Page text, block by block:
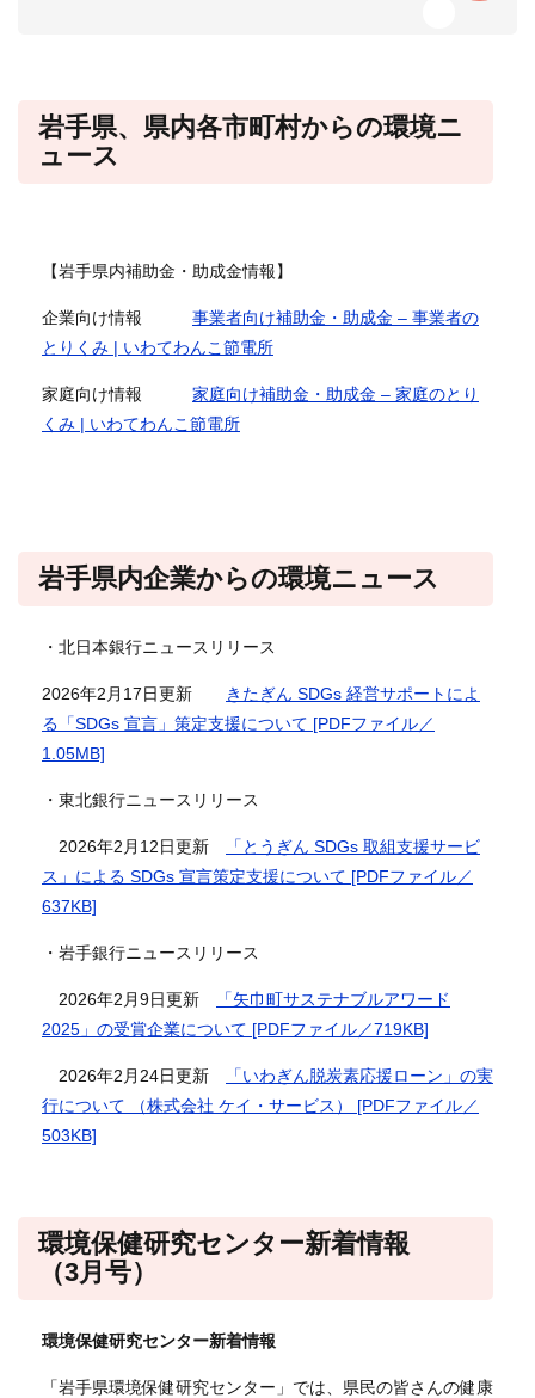
岩手県、県内各市町村からの環境ニ
ュース
【岩手県内補助金・助成金情報】
企業向け情報 事業者向け補助金・助成金 – 事業者の
とりくみ | いわてわんこ節電所
家庭向け情報 家庭向け補助金・助成金 – 家庭のとり
くみ | いわてわんこ節電所
岩手県内企業からの環境ニュース
・北日本銀行ニュースリリース
2026年2月17日更新
きたぎん SDGs 経営サポートによ
る「SDGs 宣言」策定支援について [PDFファイル／
1.05MB]
・東北銀行ニュースリリース
2026年2月12日更新
「とうぎん SDGs 取組支援サービ
ス」による SDGs 宣言策定支援について [PDFファイル／
637KB]
・岩手銀行ニュースリリース
2026年2月9日更新
「矢巾町サステナブルアワード
2025」の受賞企業について [PDFファイル／719KB]
2026年2月24日更新
「いわぎん脱炭素応援ローン」の実
行について （株式会社 ケイ・サービス） [PDFファイル／
503KB]
環境保健研究センター新着情報
（3月号）
環境保健研究センター新着情報
「岩手県環境保健研究センター」では、県民の皆さんの健康